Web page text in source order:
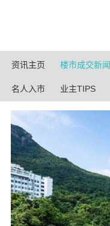
资讯主页 楼市成交新闻
名人入市 业主TIPS